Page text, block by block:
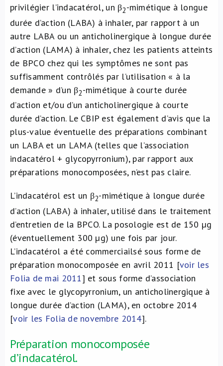
privilégier l’indacatérol, un β2-mimétique à longue
durée d’action (LABA) à inhaler, par rapport à un
autre LABA ou un anticholinergique à longue durée
d’action (LAMA) à inhaler, chez les patients atteints
de BPCO chez qui les symptômes ne sont pas
suffisamment contrôlés par l’utilisation « à la
demande » d’un β2-mimétique à courte durée
d’action et/ou d’un anticholinergique à courte
durée d’action. Le CBIP est également d’avis que la
plus-value éventuelle des préparations combinant
un LABA et un LAMA (telles que l’association
indacatérol + glycopyrronium), par rapport aux
préparations monocomposées, n’est pas claire.
L’indacatérol est un β2-mimétique à longue durée
d’action (LABA) à inhaler, utilisé dans le traitement
d’entretien de la BPCO. La posologie est de 150 µg
(éventuellement 300 µg) une fois par jour.
L’indacatérol a été commerciailsé sous forme de
préparation monocomposée en avril 2011 [voir les
Folia de mai 2011] et sous forme d’association
fixe avec le glycopyrronium, un anticholinergique à
longue durée d’action (LAMA), en octobre 2014
[voir les Folia de novembre 2014].
Préparation monocomposée
d’indacatérol.